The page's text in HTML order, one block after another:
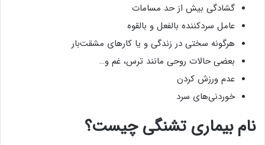
گشادگی بیش از حد مسامات
عامل سردکننده بالفعل و بالقوه
هرگونه سختی در زندگی و یا کارهای مشقت‌بار
بعضی حالات روحی مانند ترس، غم و…
عدم ورزش کردن
خوردنی‌های سرد
نام بیماری تشنگی چیست؟